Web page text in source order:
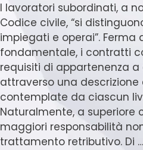
I lavoratori subordinati, a
Codice civile, “si
impiegati e operai”. Ferma
fondamentale, i contratti
requisiti di appartenenza
attraverso una descrizione
contemplate da ciascun
Naturalmente, a superiore
maggiori responsabilità
trattamento retributivo. Di …